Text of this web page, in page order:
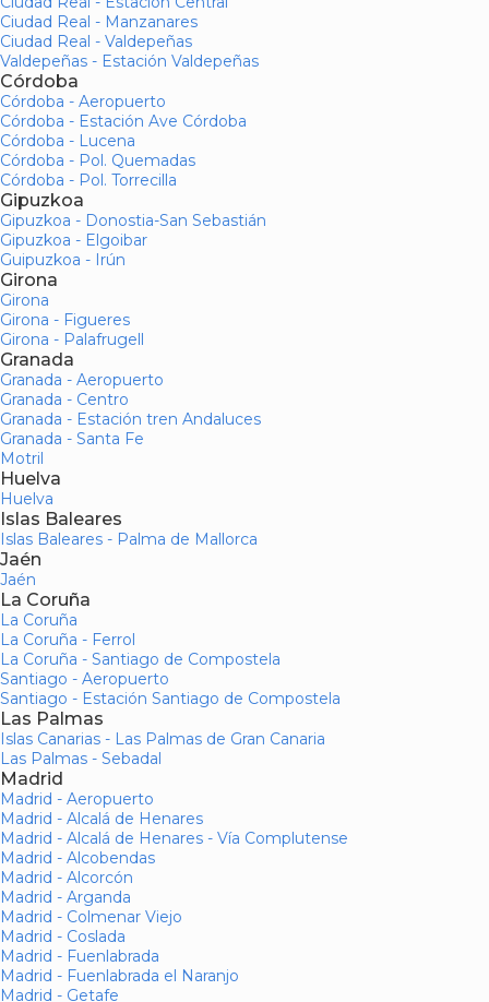
Ciudad Real - Manzanares
Ciudad Real - Valdepeñas
Valdepeñas - Estación Valdepeñas
Córdoba
Córdoba - Aeropuerto
Córdoba - Estación Ave Córdoba
Córdoba - Lucena
Córdoba - Pol. Quemadas
Córdoba - Pol. Torrecilla
Gipuzkoa
Gipuzkoa - Donostia-San Sebastián
Gipuzkoa - Elgoibar
Guipuzkoa - Irún
Girona
Girona
Girona - Figueres
Girona - Palafrugell
Granada
Granada - Aeropuerto
Granada - Centro
Granada - Estación tren Andaluces
Granada - Santa Fe
Motril
Huelva
Huelva
Islas Baleares
Islas Baleares - Palma de Mallorca
Jaén
Jaén
La Coruña
La Coruña
La Coruña - Ferrol
La Coruña - Santiago de Compostela
Santiago - Aeropuerto
Santiago - Estación Santiago de Compostela
Las Palmas
Islas Canarias - Las Palmas de Gran Canaria
Las Palmas - Sebadal
Madrid
Madrid - Aeropuerto
Madrid - Alcalá de Henares
Madrid - Alcalá de Henares - Vía Complutense
Madrid - Alcobendas
Madrid - Alcorcón
Madrid - Arganda
Madrid - Colmenar Viejo
Madrid - Coslada
Madrid - Fuenlabrada
Madrid - Fuenlabrada el Naranjo
Madrid - Getafe